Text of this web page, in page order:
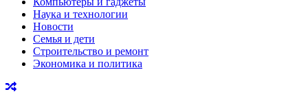
Наука и технологии
Новости
Семья и дети
Строительство и ремонт
Экономика и политика